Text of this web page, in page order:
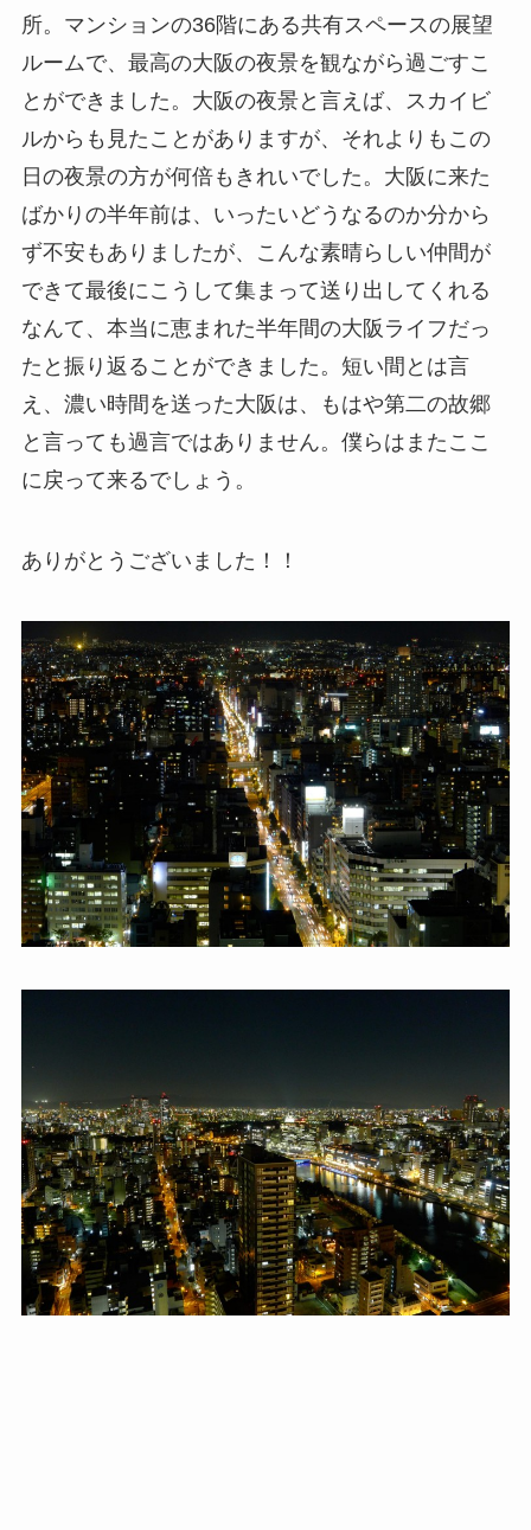
所。マンションの36階にある共有スペースの展望
ルームで、最高の大阪の夜景を観ながら過ごすこ
とができました。大阪の夜景と言えば、スカイビ
ルからも見たことがありますが、それよりもこの
日の夜景の方が何倍もきれいでした。大阪に来た
ばかりの半年前は、いったいどうなるのか分から
ず不安もありましたが、こんな素晴らしい仲間が
できて最後にこうして集まって送り出してくれる
なんて、本当に恵まれた半年間の大阪ライフだっ
たと振り返ることができました。短い間とは言
え、濃い時間を送った大阪は、もはや第二の故郷
と言っても過言ではありません。僕らはまたここ
に戻って来るでしょう。
ありがとうございました！！